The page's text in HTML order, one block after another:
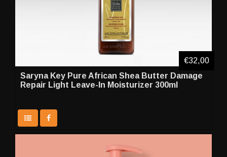
Saryna Key Pure African Shea Butter Damage
Repair Light Leave-In Moisturizer 300ml
€32,00